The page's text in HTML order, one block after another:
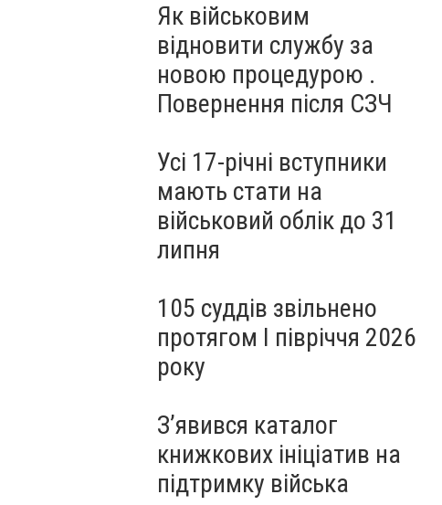
Як військовим
відновити службу за
новою процедурою .
Повернення після СЗЧ
Усі 17-річні вступники
мають стати на
військовий облік до 31
липня
105 суддів звільнено
протягом I півріччя 2026
року
З’явився каталог
книжкових ініціатив на
підтримку війська